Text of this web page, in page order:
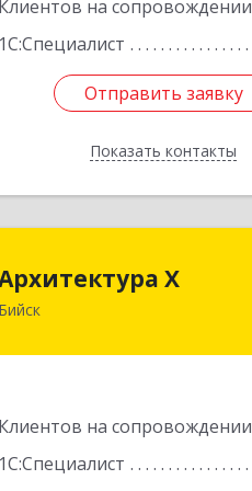
Клиентов на сопровождении
1С:Специалист
Отправить заявку
Показать контакты
Отправить заявку
Назад
Х
Бийск
Клиентов на сопровождении
1С:Специалист